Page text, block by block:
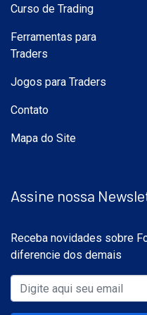
Curso de Trading
Ferramentas para
Traders
Jogos para Traders
Contato
Mapa do Site
Assine nossa
Receba novidades sobre
diferencie dos demais